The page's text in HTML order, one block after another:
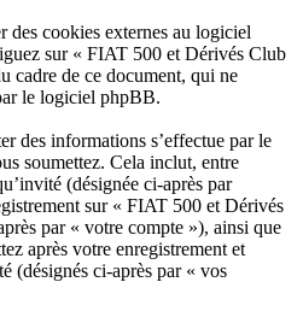
des cookies externes au logiciel
sur « FIAT 500 et Dérivés Club
cadre de ce document, qui ne
le logiciel phpBB.
des informations s’effectue par le
soumettez. Cela inclut, entre
(désignée ci-après par
sur « FIAT 500 et Dérivés
par « votre compte »), ainsi que
après votre enregistrement et
(désignés ci-après par « vos